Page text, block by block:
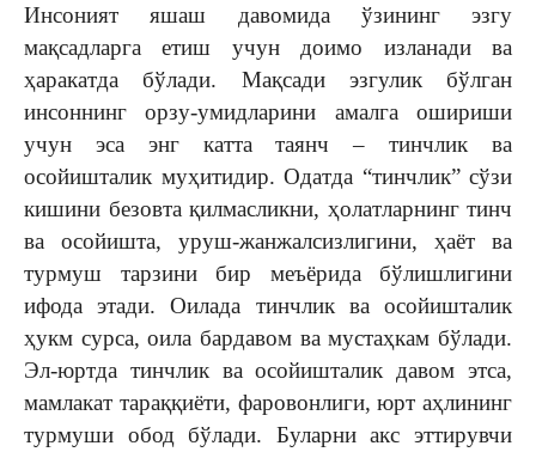
Инсоният яшаш давомида ўзининг эзгу
мақсадларга етиш учун доимо изланади ва
ҳаракатда бўлади. Мақсади эзгулик бўлган
инсоннинг орзу-умидларини амалга ошириши
учун эса энг катта таянч – тинчлик ва
осойишталик муҳитидир. Одатда “тинчлик” сўзи
кишини безовта қилмасликни, ҳолатларнинг тинч
ва осойишта, уруш-жанжалсизлигини, ҳаёт ва
турмуш тарзини бир меъёрида бўлишлигини
ифода этади. Оилада тинчлик ва осойишталик
ҳукм сурса, оила бардавом ва мустаҳкам бўлади.
Эл-юртда тинчлик ва осойишталик давом этса,
мамлакат тараққиёти, фаровонлиги, юрт аҳлининг
турмуши обод бўлади. Буларни акс эттирувчи